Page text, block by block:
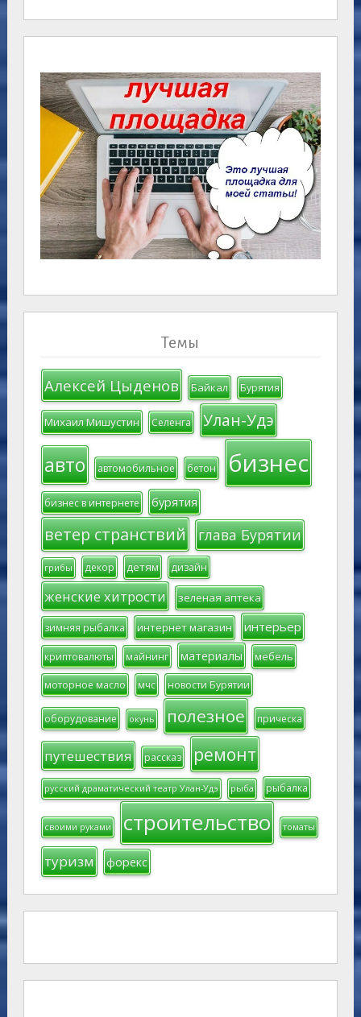
Темы
Алексей Цыденов Байкал Бурятия
Михаил Мишустин Селенга Улан-Удэ
авто автомобильное бетон бизнес
бизнес в интернете бурятия
ветер странствий глава Бурятии
грибы декор детям дизайн
женские хитрости зеленая аптека
зимняя рыбалка интернет магазин интерьер
криптовалюты майнинг материалы мебель
моторное масло мчс новости Бурятии
оборудование окунь полезное прическа
путешествия рассказ ремонт
русский драматический театр Улан-Удэ рыба рыбалка
своими руками строительство томаты
туризм форекс